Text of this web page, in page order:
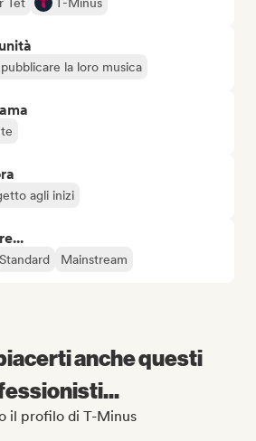
la loro musica
agli inizi
Standard Mainstream
anche questi
il profilo di T-Minus